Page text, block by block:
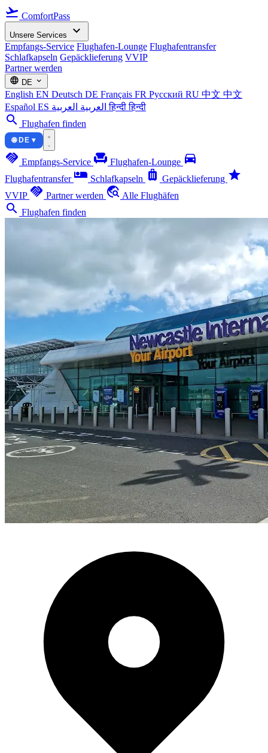
flight_takeoff ComfortPass
Unsere Services expand_more
Empfangs-Service Flughafen-Lounge Flughafentransfer
Schlafkapseln Gepäcklieferung VVIP
Partner werden
language DE expand_more
English EN Deutsch DE Français FR Русский RU 中文 中文
Español ES العربية العربية हिन्दीहिन्दी
search Flughafen finden
🌐 DE ▾
handshake Empfangs-Service chair Flughafen-Lounge directions_car
Flughafentransfer airline_seat_individual_suite Schlafkapseln luggage Gepäcklieferung star
VVIP handshake Partner werden travel_explore Alle Flughäfen
search Flughafen finden